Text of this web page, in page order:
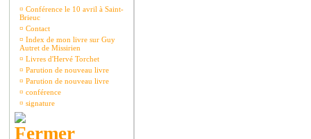
¤ Conférence le 10 avril à Saint-
Brieuc
¤ Contact
¤ Index de mon livre sur Guy
Autret de Missirien
¤ Livres d'Hervé Torchet
¤ Parution de nouveau livre
¤ Parution de nouveau livre
¤ conférence
¤ signature